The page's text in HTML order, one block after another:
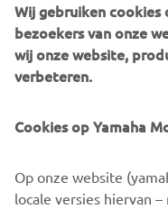
suspension
system
Rear
system
brake
Wij gebruiken
bezoekers van onze
wij onze website,
verbeteren.
Cookies op Yamaha
Op onze website
locale versies hiervan